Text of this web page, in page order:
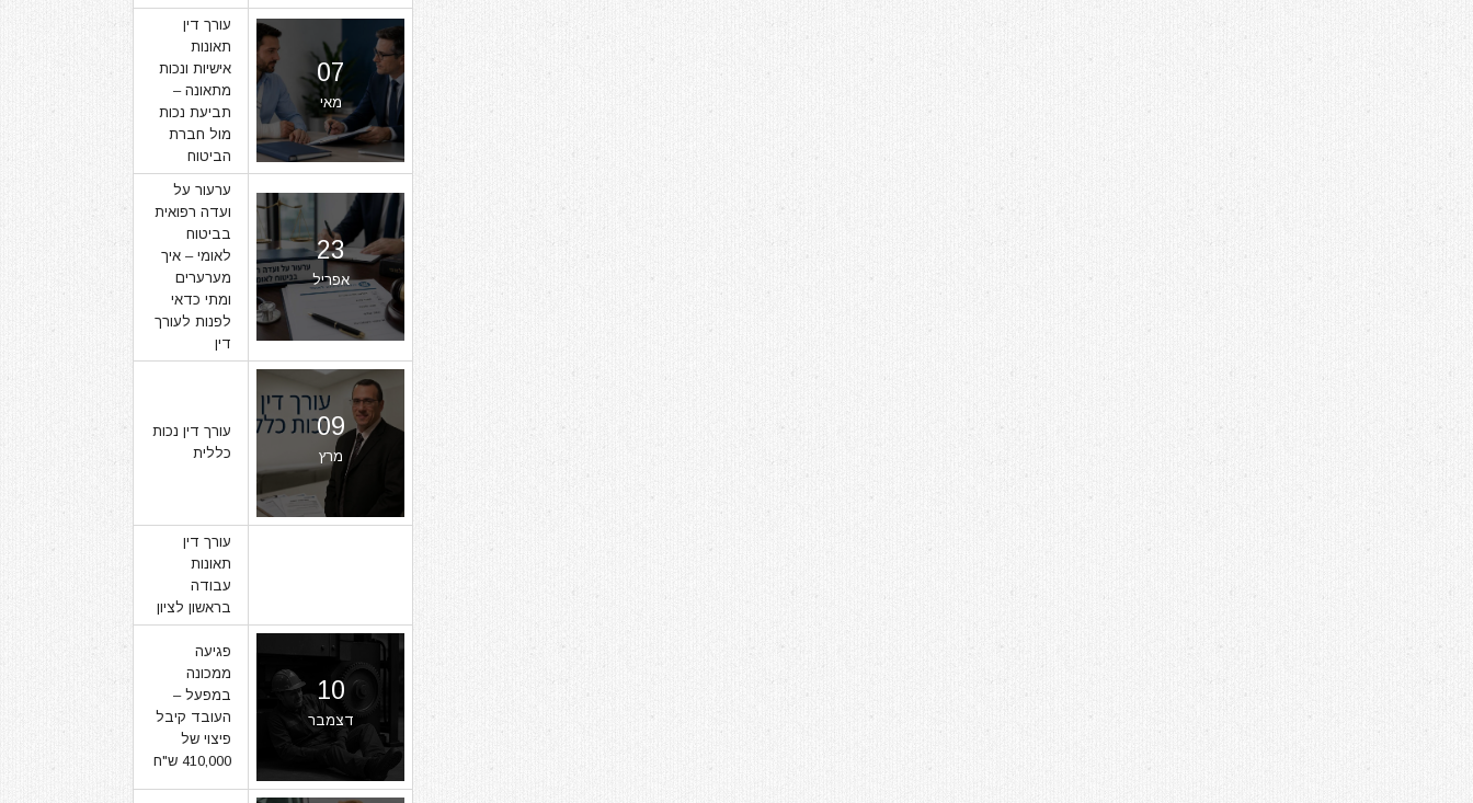
07
מאי
עורך דין
תאונות
אישיות ונכות
מתאונה –
תביעת נכות
מול חברת
הביטוח
23
אפריל
ערעור על
ועדה רפואית
בביטוח
לאומי – איך
מערערים
ומתי כדאי
לפנות לעורך
דין
09
מרץ
עורך דין נכות
כללית
עורך דין
תאונות
עבודה
בראשון לציון
10
דצמבר
פגיעה
ממכונה
במפעל –
העובד קיבל
פיצוי של
410,000 ש"ח